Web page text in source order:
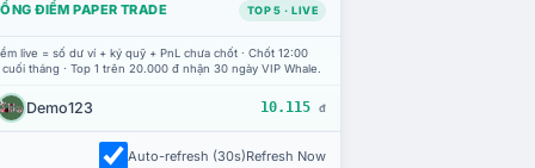
ĐIỂM PAPER TRADE TOP 5 · LIVE
live = số dư ví + ký quỹ + PnL chưa chốt · Chốt 12:00
tháng · Top 1 trên 20.000 đ nhận 30 ngày VIP Whale.
Demo123 10.115 đ
Auto-refresh (30s)Refresh Now